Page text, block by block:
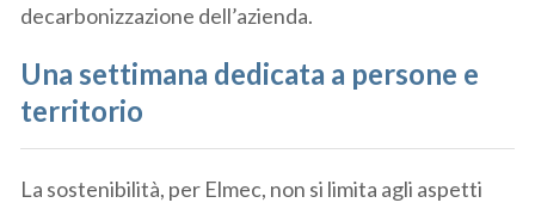
decarbonizzazione dell’azienda.
Una settimana dedicata a persone e
territorio
La sostenibilità, per Elmec, non si limita agli aspetti